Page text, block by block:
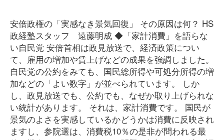
安倍政権の「実感なき景気回復」 その原因は何？ HS
政経塾スタッフ 遠藤明成 ◆「家計消費」を語らな
い自民党 安倍首相は政見放送で、経済政策につい
て、雇用の増加や賃上げなどの成果を強調しました。
自民党の公約をみても、国民総所得や可処分所得の増
加などの「よい数字」が並べられています。 しか
し、政見放送でも、公約でも、なぜか取り上げられな
い統計があります。 それは、家計消費です。 国民が
景気のよさを実感しているかどうかは消費に反映され
ますし、参院選は、消費税10％の是非が問われる最